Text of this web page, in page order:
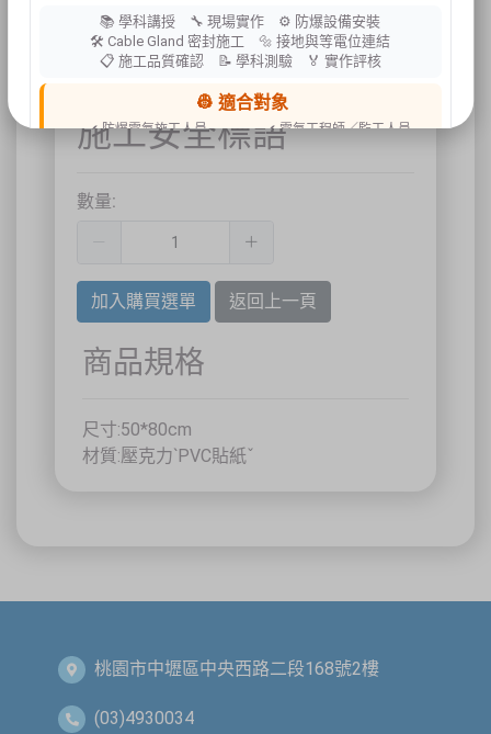
施工安全標語
數量:
加入購買選單 返回上一頁
商品規格
尺寸:50*80cm
材質:壓克力ˋPVC貼紙ˇ
桃園市中壢區中央西路二段168號2樓
(03)4930034
📚 學科講授 🔧 現場實作 ⚙ 防爆設備安裝
🛠 Cable Gland 密封施工 🔩 接地與等電位連結
📋 施工品質確認 📝 學科測驗 🏅 實作評核
👷 適合對象
✔ 防爆電氣施工人員
✔ 電氣工程師／監工人員
✔ 設備維護人員
祐昕技術股份有限公司（祐大-台中分公司）
主辦單位
台灣省工商安全衛生協會
技術協辦
祐大技術顧問股份有限公司
防爆安全聯合教育訓練中心（ExTW）
🚗 交通資訊
🌱 大眾運輸每人每公里約可減少 67% 碳排放